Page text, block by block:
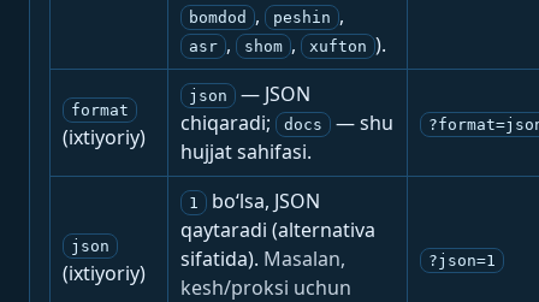
bomdod , peshin ,
asr , shom , xufton ).
format
(ixtiyoriy)
json
— JSON
chiqaradi;
docs
— shu
hujjat sahifasi.
json
(ixtiyoriy)
1
bo‘lsa, JSON
qaytaradi (alternativa
sifatida). Masalan,
kesh/proksi uchun
?json=1